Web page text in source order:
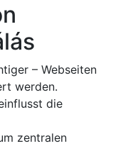
– Webseiten
werden.
die
zentralen